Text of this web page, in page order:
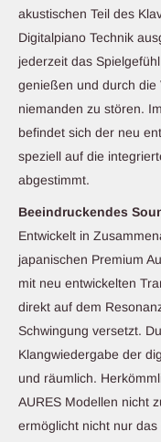
akustischen Teil des
Digitalpiano Technik
jederzeit das
genießen und durch die
niemanden zu stören.
befindet sich der neu
speziell auf die
abgestimmt.
Beeindruckendes
Entwickelt in
japanischen Premium
mit neu entwickelten
direkt auf dem
Schwingung versetzt.
Klangwiedergabe der
und räumlich.
AURES Modellen nicht
ermöglicht nicht nur